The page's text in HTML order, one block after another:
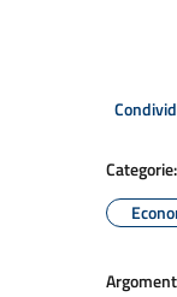
Categorie: